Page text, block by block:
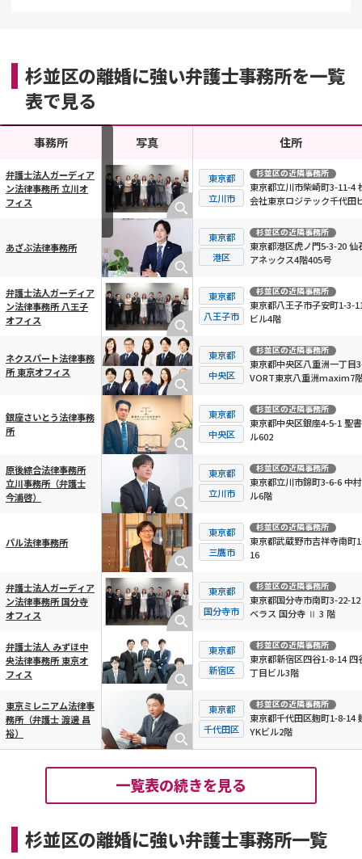
その他の男女問題
杉並区の離婚に強い弁護士事務所を一覧
表で見る
横スクロール可能
事務所 写真 住所
弁護士法人ガーディア
ン法律事務所 立川オ
フィス
東京都
立川市
杉並区の近隣事務所
東京都立川市柴崎町3-11-4
会社東京ロジテック千代田
あざぶ法律事務所
東京都
港区
杉並区の近隣事務所
東京都港区虎ノ門5-3-20 仙
アネックス4階405号
弁護士法人ガーディア
ン法律事務所 八王子
オフィス
東京都
八王子市
杉並区の近隣事務所
東京都八王子市子安町1-3-
ビル4階
ネクスパート法律事務
所 東京オフィス
東京都
中央区
杉並区の近隣事務所
東京都中央区八重洲一丁目
VORT東京八重洲maxim7
銀座さいとう法律事務
所
東京都
中央区
杉並区の近隣事務所
東京都中央区銀座4-5-1 聖
ル602
原後綜合法律事務所
立川事務所（弁護士
今浦啓）
東京都
立川市
杉並区の近隣事務所
東京都立川市錦町3-6-6 中
ル6階
パル法律事務所
東京都
三鷹市
杉並区の近隣事務所
東京都武蔵野市吉祥寺南町
16
弁護士法人ガーディア
ン法律事務所 国分寺
オフィス
東京都
国分寺市
杉並区の近隣事務所
東京都国分寺市南町3-22-
ベラス 国分寺 Ⅱ 3 階
弁護士法人 みずほ中
央法律事務所 東京オ
フィス
東京都
新宿区
杉並区の近隣事務所
東京都新宿区四谷1-8-14 四
丁目ビル3階
東京ミレニアム法律事
務所（弁護士 渡邊 昌
裕）
東京都
千代田区
杉並区の近隣事務所
東京都千代田区麹町1-8-14
YKビル2階
一覧表の続きを見る
杉並区の離婚に強い弁護士事務所一覧